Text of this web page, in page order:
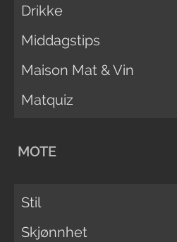
Drikke
Middagstips
Maison Mat & Vin
Matquiz
MOTE
Stil
Skjønnhet